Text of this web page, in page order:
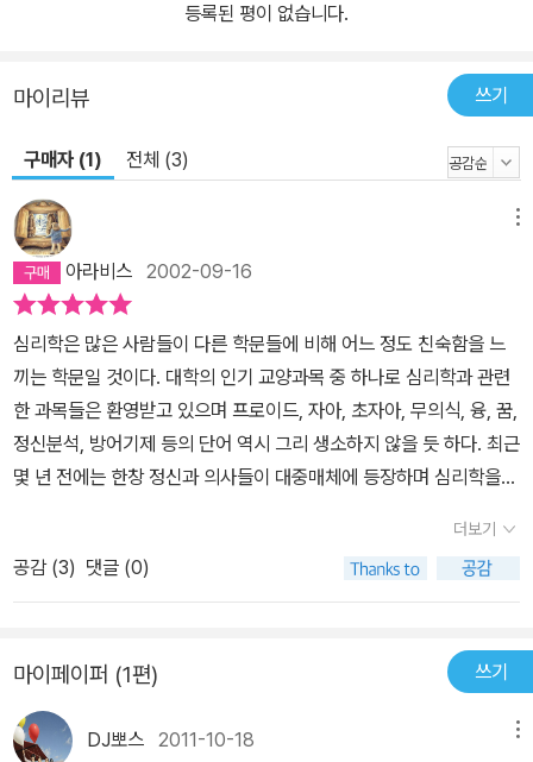
등록된 평이 없습니다.
마이리뷰 쓰기
구매자 (1) 전체 (3)
아라비스 2002-09-16
심리학은 많은 사람들이 다른 학문들에 비해 어느 정도 친숙함을 느
끼는 학문일 것이다. 대학의 인기 교양과목 중 하나로 심리학과 관련
한 과목들은 환영받고 있으며 프로이드, 자아, 초자아, 무의식, 융, 꿈,
정신분석, 방어기제 등의 단어 역시 그리 생소하지 않을 듯 하다. 최근
몇 년 전에는 한창 정신과 의사들이 대중매체에 등장하며 심리학을
서 또한 꽤 여러권이 베스트셀러에 올랐던 것으로 기억한다. 하지만
그러한 서적 뿐 아니라 상담 부류의 책중 대다수가 상담사례를 단순
나열한 것에 불과하거나 남의 사생활에 대한 훔쳐보기 수준에서 그쳤
는 데에는 역부족이었던 것으로 평가한다. 그러나 이 책은 정신요법
자의 상담 사례와 그에 대한 전문적인 분석을 통해 우리의 정신건강
을 되돌아보게 하고 앞으로 더욱 성장해 나가기 위한 방책들을 알려
더보기
공감 (3) 댓글 (0)
마이페이퍼 (1편) 쓰기
DJ뽀스 2011-10-18